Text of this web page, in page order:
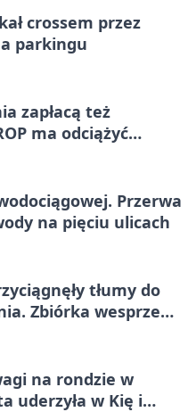
crossem przez
parkingu
zapłacą też
ma odciążyć
Przerwa
na pięciu ulicach
tłumy do
Zbiórka wesprze
na rondzie w
uderzyła w Kię i